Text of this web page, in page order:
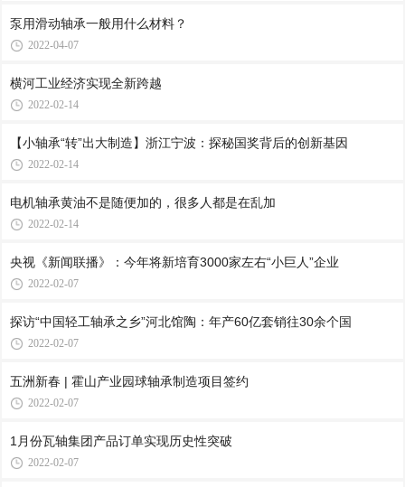
泵用滑动轴承一般用什么材料？
2022-04-07
横河工业经济实现全新跨越
2022-02-14
【小轴承“转”出大制造】浙江宁波：探秘国奖背后的创新基因
2022-02-14
电机轴承黄油不是随便加的，很多人都是在乱加
2022-02-14
央视《新闻联播》：今年将新培育3000家左右“小巨人”企业
2022-02-07
探访“中国轻工轴承之乡”河北馆陶：年产60亿套销往30余个国
2022-02-07
五洲新春 | 霍山产业园球轴承制造项目签约
2022-02-07
1月份瓦轴集团产品订单实现历史性突破
2022-02-07